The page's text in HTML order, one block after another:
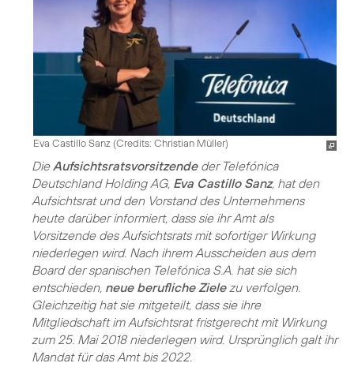
Eva Castillo Sanz (Credits: Christian Müller)
DieAufsichtsratsvorsitzendeder Telefónica
Deutschland Holding AG, Eva Castillo Sanz, hat den
Aufsichtsrat und den Vorstand des Unternehmens
heute darüber informiert, dass sie ihr Amt als
Vorsitzende des Aufsichtsrats mit sofortiger Wirkung
niederlegen wird. Nach ihrem Ausscheiden aus dem
Board der spanischen Telefónica S.A. hat sie sich
entschieden, neue berufliche Zielezu verfolgen.
Gleichzeitig hat sie mitgeteilt, dass sie ihre
Mitgliedschaft im Aufsichtsrat fristgerecht mit Wirkung
zum 25. Mai 2018 niederlegen wird. Ursprünglich galt ihr
Mandat für das Amt bis 2022.